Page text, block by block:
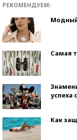
РЕКОМЕНДУЕМ:
Модный
Самая
успеха
Как